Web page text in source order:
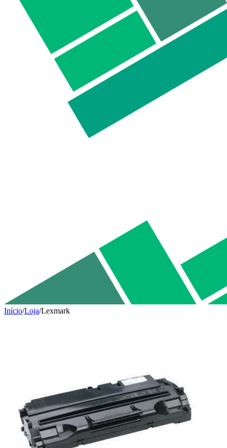
Início/Loja/Lexmark